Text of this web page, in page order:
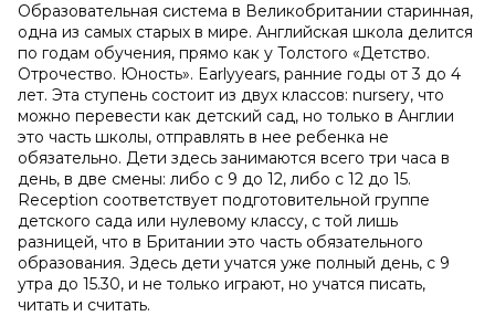
Образовательная система в Великобритании старинная,
одна из самых старых в мире. Английская школа делится
по годам обучения, прямо как у Толстого «Детство.
Отрочество. Юность». Earlyyears, ранние годы от 3 до 4
лет. Эта ступень состоит из двух классов: nursery, что
можно перевести как детский сад, но только в Англии
это часть школы, отправлять в нее ребенка не
обязательно. Дети здесь занимаются всего три часа в
день, в две смены: либо с 9 до 12, либо с 12 до 15.
Reception соответствует подготовительной группе
детского сада или нулевому классу, с той лишь
разницей, что в Британии это часть обязательного
образования. Здесь дети учатся уже полный день, с 9
утра до 15.30, и не только играют, но учатся писать,
читать и считать.